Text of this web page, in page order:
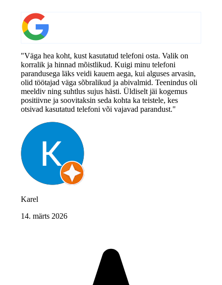
"Väga hea koht, kust kasutatud telefoni osta. Valik on
korralik ja hinnad mõistlikud. Kuigi minu telefoni
parandusega läks veidi kauem aega, kui alguses arvasin,
olid töötajad väga sõbralikud ja abivalmid. Teenindus oli
meeldiv ning suhtlus sujus hästi. Üldiselt jäi kogemus
positiivne ja soovitaksin seda kohta ka teistele, kes
otsivad kasutatud telefoni või vajavad parandust."
Karel
14. märts 2026